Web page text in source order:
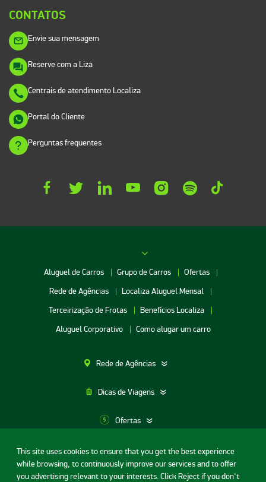
This site uses cookies to ensure that you get the best experience
while browsing, to continuously improve our services and to offer
you advertising relevant to your interests. Click Reject if you don't
CONTATOS
Envie sua mensagem
Reserve com a Liza
Centrais de atendimento Localiza
Portal do Cliente
Perguntas frequentes
Aluguel de Carros Grupo de Carros
Ofertas
Rede de Agências
Localiza Aluguel Mensal
Terceirização de Frotas
Benefícios Localiza
Aluguel Corporativo
Como alugar um carro
Rede de Agências
Dicas de Viagens
Ofertas
Aluguel de Carros SP
Aluguel de Carros Porto Alegre
Termos de uso Portal da privacidade
Segurança Digital
Contrato de Aluguel de Carros
Licença de código aberto